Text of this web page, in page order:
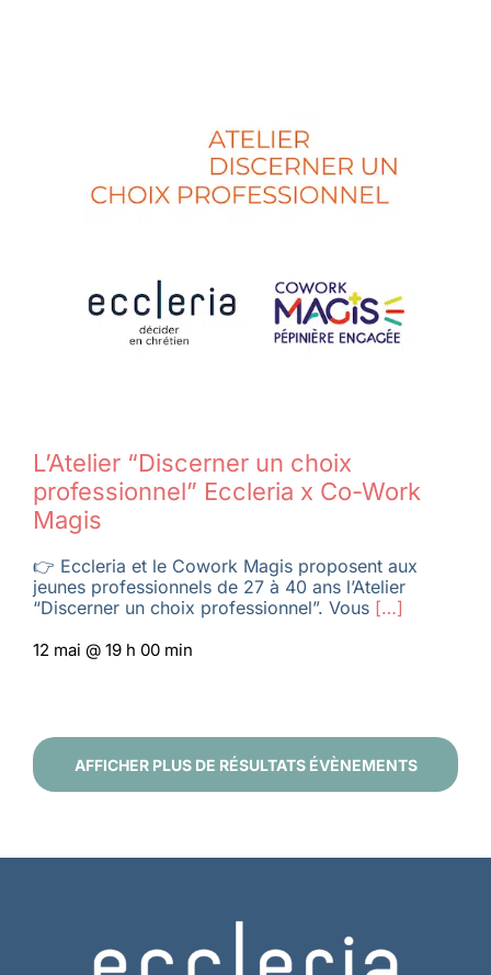
L’Atelier “Discerner un choix
professionnel” Eccleria x Co-Work
Magis
👉 Eccleria et le Cowork Magis proposent aux
jeunes professionnels de 27 à 40 ans l’Atelier
“Discerner un choix professionnel”. Vous[…]
12 mai @ 19 h 00 min
AFFICHER PLUS DE RÉSULTATS ÉVÈNEMENTS